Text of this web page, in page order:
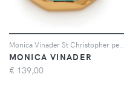
MONICA VINADER
€ 139,00